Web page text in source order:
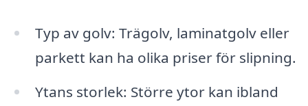
Typ av golv: Trägolv, laminatgolv eller
parkett kan ha olika priser för slipning.
Ytans storlek: Större ytor kan ibland